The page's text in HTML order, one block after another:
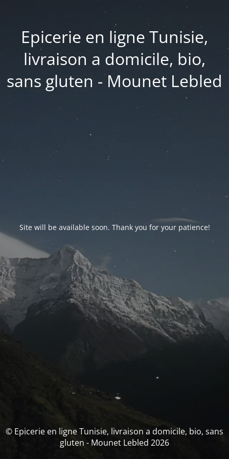
Epicerie en ligne Tunisie,
livraison a domicile, bio,
sans gluten - Mounet Lebled
Site will be available soon. Thank you for your patience!
© Epicerie en ligne Tunisie, livraison a domicile, bio, sans
gluten - Mounet Lebled 2026